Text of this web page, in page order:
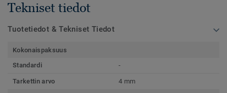
Tekniset tiedot
Tuotetiedot & Tekniset Tiedot
Kokonaispaksuus
Standardi
-
Tarkettin arvo 4 mm